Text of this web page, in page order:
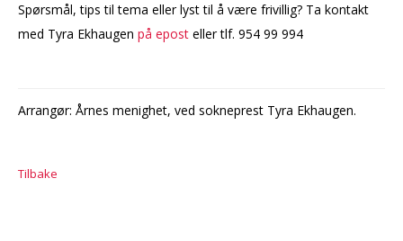
Spørsmål, tips til tema eller lyst til å være frivillig? Ta kontakt
med Tyra Ekhaugen på epost eller tlf. 954 99 994
Arrangør: Årnes menighet, ved sokneprest Tyra Ekhaugen.
Tilbake